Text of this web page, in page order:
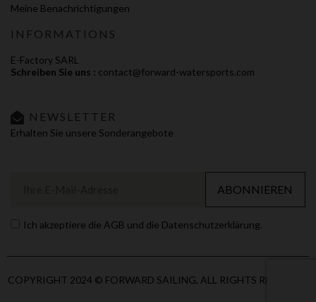
Meine Benachrichtigungen
INFORMATIONS
E-Factory SARL
Schreiben Sie uns : contact@forward-watersports.com
NEWSLETTER
Erhalten Sie unsere Sonderangebote
ABONNIEREN
Ich akzeptiere die AGB und die Datenschutzerklärung.
COPYRIGHT 2024 © FORWARD SAILING, ALL RIGHTS RESERVED